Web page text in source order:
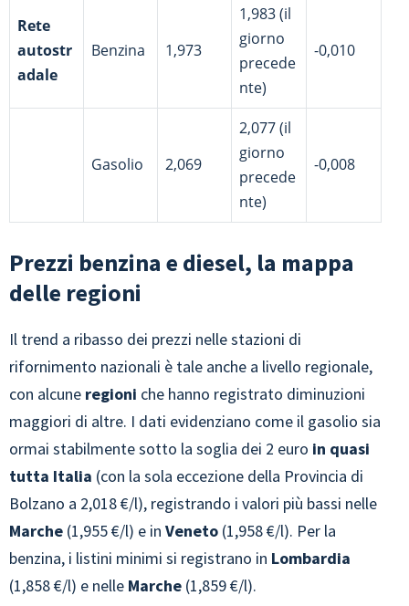
Rete
autostr
adale
Benzina 1,973
1,983 (il
giorno
precede
nte)
-0,010
Gasolio 2,069
2,077 (il
giorno
precede
nte)
-0,008
Prezzi benzina e diesel, la mappa
delle regioni
Il trend a ribasso dei prezzi nelle stazioni di
rifornimento nazionali è tale anche a livello regionale,
con alcune regioni che hanno registrato diminuzioni
maggiori di altre. I dati evidenziano come il gasolio sia
ormai stabilmente sotto la soglia dei 2 euro in quasi
tutta Italia (con la sola eccezione della Provincia di
Bolzano a 2,018 €/l), registrando i valori più bassi nelle
Marche (1,955 €/l) e in Veneto (1,958 €/l). Per la
benzina, i listini minimi si registrano in Lombardia
(1,858 €/l) e nelle Marche (1,859 €/l).